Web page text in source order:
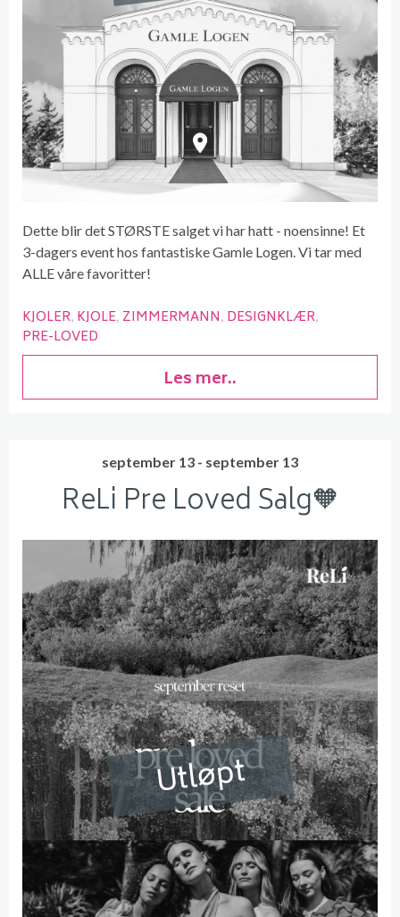
Dette blir det STØRSTE salget vi har hatt - noensinne! Et
3-dagers event hos fantastiske Gamle Logen. Vi tar med
ALLE våre favoritter!
KJOLER KJOLE ZIMMERMANN DESIGNKLÆR
PRE-LOVED
Les mer..
september 13 - september 13
ReLi Pre Loved Salg🧡
Utløpt